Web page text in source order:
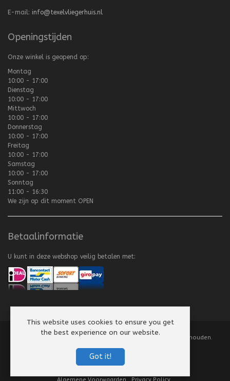
E-mail: info@texelvliegerhuis.nl
Openingstijden
Onze winkel is geopend op:
Montag
10:00 - 17:00
Dienstag
10:00 - 17:00
Mittwoch
10:00 - 17:00
Donnerstag
10:00 - 17:00
Freitag
10:00 - 17:00
Samstag
10:00 - 17:00
Sonntag
11:00 - 16:30
We zijn op dit moment OPEN
Betaalinformatie
U kunt in deze webshop veilig betalen met:
2008-2026 Texel Vliegerhuis. Alle rechten voorbehouden.
Algemene Voorwaarden Privacy Policy
This website uses cookies to ensure you get
the best experience on our website.
Got it!